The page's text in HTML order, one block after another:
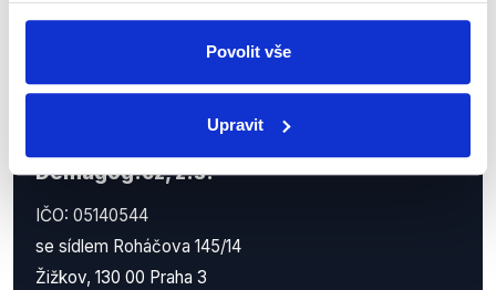
Povolit vše
Upravit
Demagog.cz, z.s.
IČO: 05140544
se sídlem Roháčova 145/14
Žižkov, 130 00 Praha 3